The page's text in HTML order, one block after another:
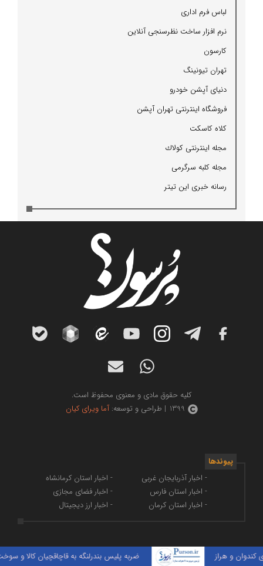
لباس فرم اداری
نرم افزار ساخت نظرسنجی آنلاین
كارسون
تهران تیونینگ
دنیای آپشن خودرو
فروشگاه اینترنتی تهران آپشن
كلاه كاسكت
مجله اینترنتی كولاك
مجله كلبه سرگرمی
رسانه خبری این تیتر
کلیه حقوق مادی و معنوی محفوظ است.
1399 | طراحی و توسعه:
آما ویرای کیان
پیوندها
- اخبار آذربایجان غربی
- اخبار استان فارس
- اخبار استان کرمان
- اخبار استان کرمانشاه
- اخبار فضای مجازی
- اخبار ارز دیجیتال
و هراز ضربه پلیس بندرلنگه به قاچاقچیان کالا و سوخت